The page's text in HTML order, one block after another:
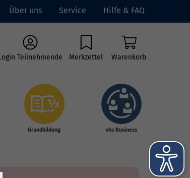
Über uns Service Hilfe & FAQ
Teilnehmende Merkzettel Warenkorb
Grundbildung vhs Business